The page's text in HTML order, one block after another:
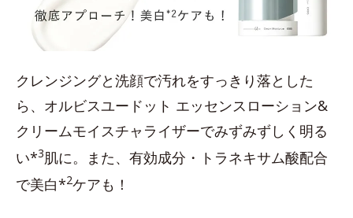
クレンジングと洗顔で汚れをすっきり落とした
ら、オルビスユードット エッセンスローション&
クリームモイスチャライザーでみずみずしく明る
い*3肌に。また、有効成分・トラネキサム酸配合
で美白*2ケアも！